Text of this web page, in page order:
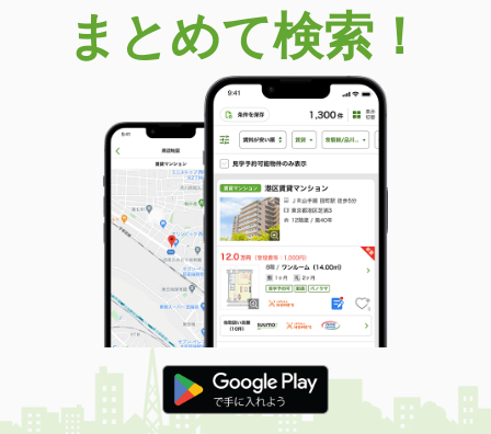
和歌山県和歌山市杭ノ瀬
価 格
6.80万円
和歌山県和歌山市杭ノ瀬
45.5m²
間取り
1LDK
和歌山県和歌山市湊１丁目
価 格
4.80万円
住 所
和歌山県和歌山市湊１丁目
専有面積 32.49m²
間取り
1K
和歌山県和歌山市松江東４丁目
価 格
5.40万円
住 所
和歌山県和歌山市松江東４丁目
まとめて検索！